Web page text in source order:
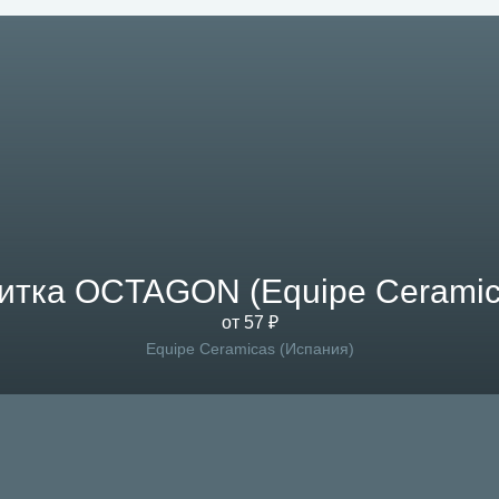
OCTAGON (Equipe
от 57 ₽
Equipe Ceramicas (Испания)